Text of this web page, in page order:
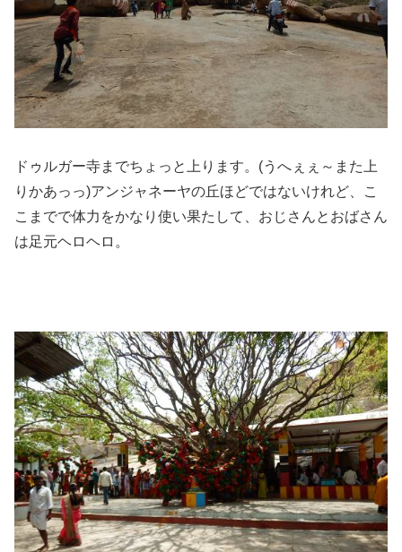
ドゥルガー寺までちょっと上ります。(うへぇぇ～また上
りかあっっ)アンジャネーヤの丘ほどではないけれど、こ
こまでで体力をかなり使い果たして、おじさんとおばさん
は足元ヘロヘロ。